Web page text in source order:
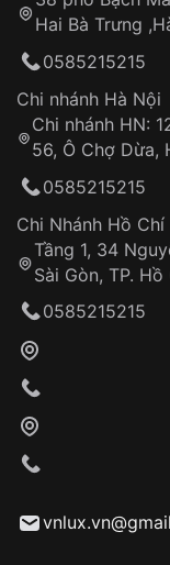
Hotline: 0585
Từ khóa SEO:
Khách
Từ khóa SEO:
Tự ý
thống
Đảm bảo
Đồng hành
trình sử
Hai Bà Trưng
0585215215
Chi nhánh Hà Nội
Chi nhánh HN:
56, Ô Chợ Dừa,
0585215215
Chi Nhánh Hồ Chí
Tầng 1, 34
Sài Gòn, TP.
0585215215